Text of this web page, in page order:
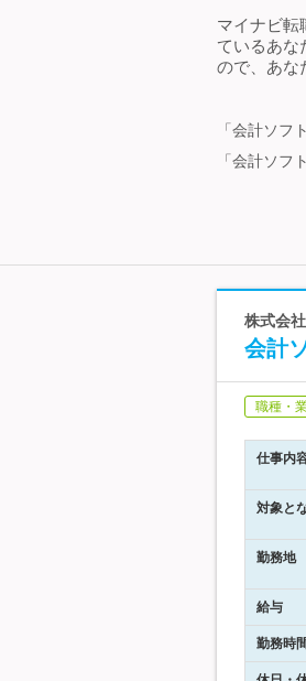
マイナビ転
ているあな
ので、あな
「会計ソフ
「会計ソフ
株式会
会計
職種・
仕事内
対象と
勤務地
給与
勤務時